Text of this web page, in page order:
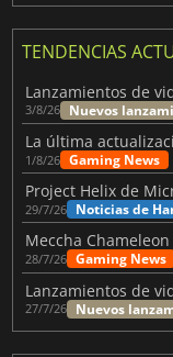
TENDENCIAS
3/8/26 Nuevos
1/8/26 Gaming News
Project Helix de
29/7/26 Noticias de
28/7/26 Gaming News
27/7/26 Nuevos